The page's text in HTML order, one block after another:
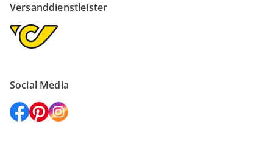
Versanddienstleister
Social Media